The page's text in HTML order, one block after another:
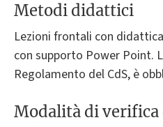
Metodi didattici
Lezioni frontali con
con supporto Power Point.
Regolamento del CdS, è
Modalità di verifica